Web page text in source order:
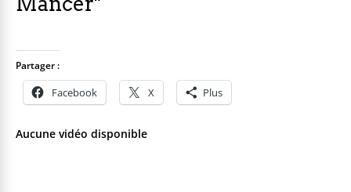
Partager :
Facebook X Plus
Aucune vidéo disponible